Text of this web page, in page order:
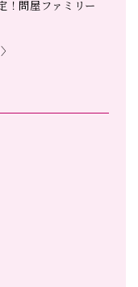
！問屋ファミリー